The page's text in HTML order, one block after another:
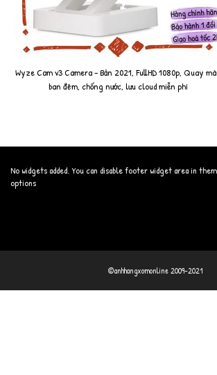
Wyze Cam v3 Camera - Bản 2021, FullHD 1080p, Quay
ban đêm, chống nước, lưu cloud miễn phí
No widgets added. You can disable footer widget area in
options
©anhhangxomonline 2009-2021